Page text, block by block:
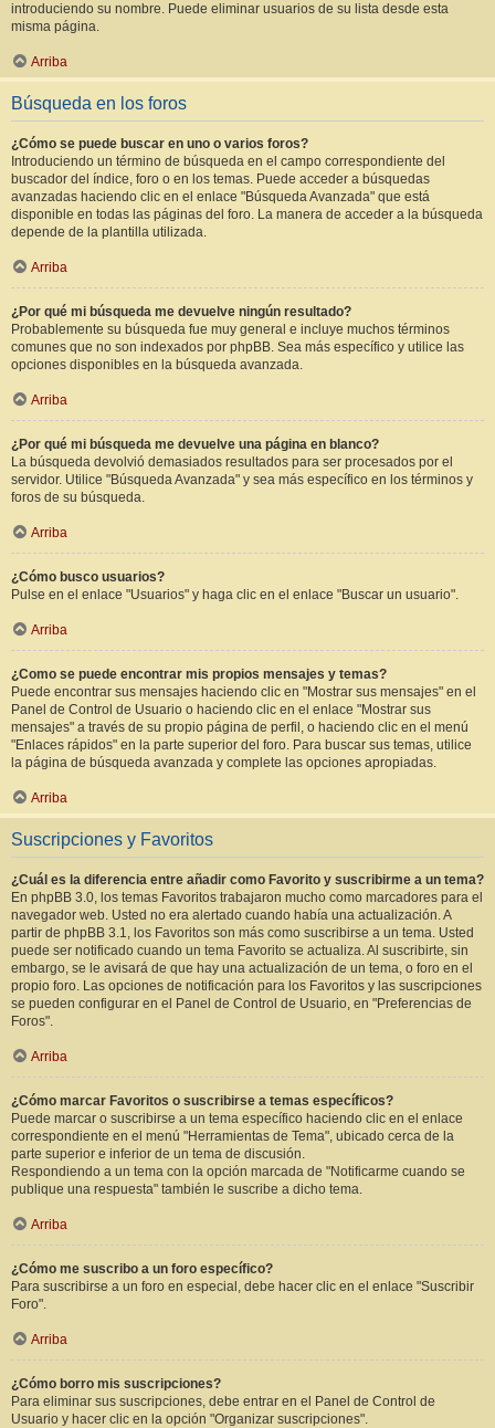
introduciendo su nombre. Puede eliminar usuarios de su lista desde esta
misma página.
Arriba
Búsqueda en los foros
¿Cómo se puede buscar en uno o varios foros?
Introduciendo un término de búsqueda en el campo correspondiente del
buscador del índice, foro o en los temas. Puede acceder a búsquedas
avanzadas haciendo clic en el enlace "Búsqueda Avanzada" que está
disponible en todas las páginas del foro. La manera de acceder a la búsqueda
depende de la plantilla utilizada.
Arriba
¿Por qué mi búsqueda me devuelve ningún resultado?
Probablemente su búsqueda fue muy general e incluye muchos términos
comunes que no son indexados por phpBB. Sea más específico y utilice las
opciones disponibles en la búsqueda avanzada.
Arriba
¿Por qué mi búsqueda me devuelve una página en blanco?
La búsqueda devolvió demasiados resultados para ser procesados por el
servidor. Utilice "Búsqueda Avanzada" y sea más específico en los términos y
foros de su búsqueda.
Arriba
¿Cómo busco usuarios?
Pulse en el enlace "Usuarios" y haga clic en el enlace "Buscar un usuario".
Arriba
¿Como se puede encontrar mis propios mensajes y temas?
Puede encontrar sus mensajes haciendo clic en "Mostrar sus mensajes" en el
Panel de Control de Usuario o haciendo clic en el enlace "Mostrar sus
mensajes" a través de su propio página de perfil, o haciendo clic en el menú
"Enlaces rápidos" en la parte superior del foro. Para buscar sus temas, utilice
la página de búsqueda avanzada y complete las opciones apropiadas.
Arriba
Suscripciones y Favoritos
¿Cuál es la diferencia entre añadir como Favorito y suscribirme a un tema?
En phpBB 3.0, los temas Favoritos trabajaron mucho como marcadores para el
navegador web. Usted no era alertado cuando había una actualización. A
partir de phpBB 3.1, los Favoritos son más como suscribirse a un tema. Usted
puede ser notificado cuando un tema Favorito se actualiza. Al suscribirte, sin
embargo, se le avisará de que hay una actualización de un tema, o foro en el
propio foro. Las opciones de notificación para los Favoritos y las suscripciones
se pueden configurar en el Panel de Control de Usuario, en "Preferencias de
Foros".
Arriba
¿Cómo marcar Favoritos o suscribirse a temas específicos?
Puede marcar o suscribirse a un tema específico haciendo clic en el enlace
correspondiente en el menú "Herramientas de Tema", ubicado cerca de la
parte superior e inferior de un tema de discusión.
Respondiendo a un tema con la opción marcada de "Notificarme cuando se
publique una respuesta" también le suscribe a dicho tema.
Arriba
¿Cómo me suscribo a un foro específico?
Para suscribirse a un foro en especial, debe hacer clic en el enlace "Suscribir
Foro".
Arriba
¿Cómo borro mis suscripciones?
Para eliminar sus suscripciones, debe entrar en el Panel de Control de
Usuario y hacer clic en la opción "Organizar suscripciones".